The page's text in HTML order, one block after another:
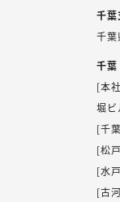
千葉
千
千葉
[本
堀ビ
[千
[松
[水
[古